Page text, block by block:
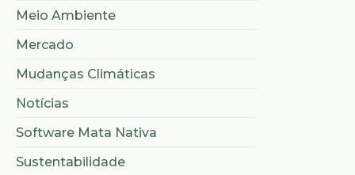
Meio Ambiente
Mercado
Mudanças Climáticas
Notícias
Software Mata Nativa
Sustentabilidade